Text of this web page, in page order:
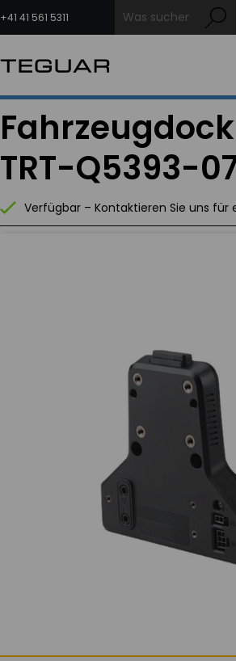
Inhalt
springen
+41 41 561 5311
INDUSTRIE
EDGE-KI
MEDIZIN
OEM LÖSUNGEN
TRT-Q5393-
Verfügbar – Kontaktieren Sie uns für